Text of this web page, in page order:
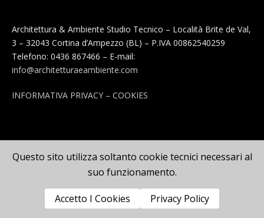
Architettura & Ambiente Studio Tecnico – Località Brite de Val,
3 – 32043 Cortina d’Ampezzo (BL) – P.IVA 00862540259
Telefono: 0436 867466 – E-mail:
info@architetturaeambiente.com
INFORMATIVA PRIVACY – COOKIES
Questo sito utilizza soltanto cookie tecnici necessari al
suo funzionamento.
Accetto I Cookies Privacy Policy